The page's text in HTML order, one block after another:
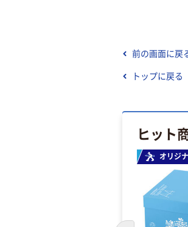
前の画面に戻
トップに戻る
ヒット
オリジ